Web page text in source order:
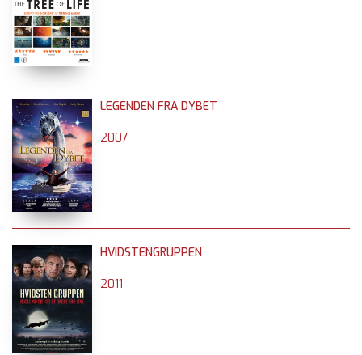
LEGENDEN FRA DYBET
2007
HVIDSTENGRUPPEN
2011